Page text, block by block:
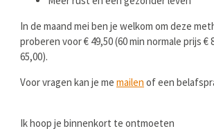
In de maand mei ben je welkom om deze
proberen voor € 49,50 (60 min normale prijs €
65,00).
Voor vragen kan je me mailen of een
Ik hoop je binnenkort te ontmoeten